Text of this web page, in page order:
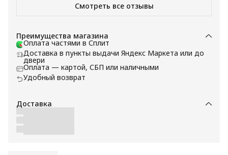
Смотреть все отзывы
Преимущества магазина
Оплата частями в Сплит
Доставка в пункты выдачи Яндекс Маркета или до
двери
Оплата — картой, СБП или наличными
Удобный возврат
Доставка